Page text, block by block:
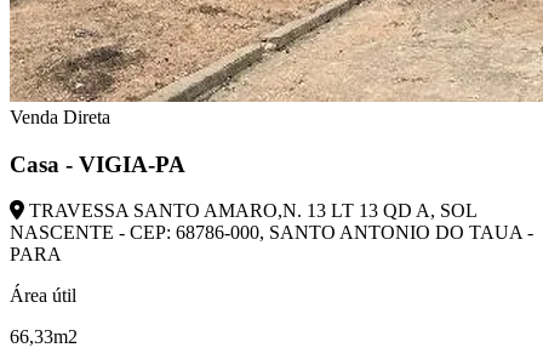
Venda Direta
Casa - VIGIA-PA
TRAVESSA SANTO AMARO,N. 13 LT 13 QD A, SOL
NASCENTE - CEP: 68786-000, SANTO ANTONIO DO TAUA -
PARA
Área útil
66,33m2